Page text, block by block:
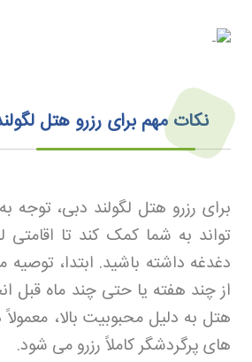
نکات مهم برای رزرو هتل
برای رزرو هتل لگولند دبی، توجه
تواند به شما کمک کند تا
دغدغه داشته باشید. ابتدا،
از چند هفته یا حتی چند ماه قبل
هتل به دلیل محبوبیت بالا،
های پرگردشگر کاملاً رزرو می شود.